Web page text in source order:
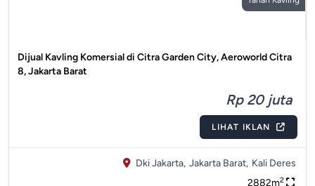
Dijual Kavling Komersial di Citra Garden City, Aeroworld Citra
8, Jakarta Barat
Rp 20 juta
LIHAT IKLAN
Dki Jakarta, Jakarta Barat, Kali Deres
2882m2